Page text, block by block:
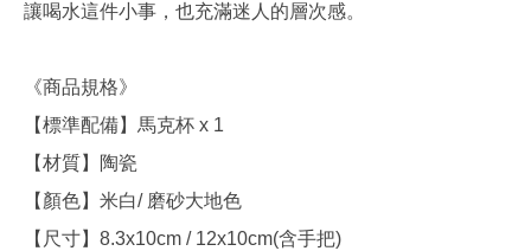
讓喝水這件小事，也充滿迷人的層次感。
《商品規格》
【標準配備】馬克杯 x 1
【材質】陶瓷
【顏色】米白/ 磨砂大地色
【尺寸】8.3x10cm / 12x10cm(含手把)